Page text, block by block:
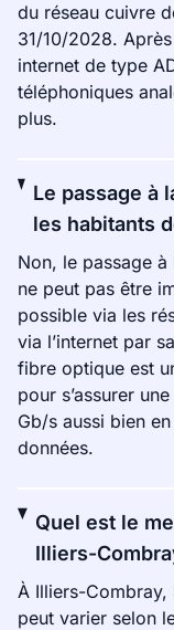
du réseau cuivre
31/10/2028.
internet de type
téléphoniques
plus.
Le passage à
les habitants
Non, le passage
ne peut pas être
possible via les
via l’internet par
fibre optique est
pour s’assurer
Gb/s aussi bien
données.
Quel est le
Illiers-
À Illiers-Combray,
peut varier selon